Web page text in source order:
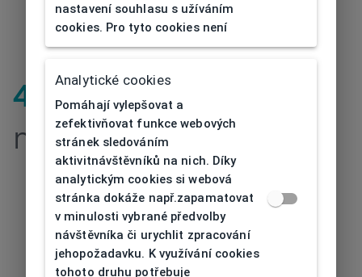
404| Stránka
nenalezena
nastavení souhlasu s užíváním
cookies. Pro tyto cookies není
Analytické cookies
Pomáhají vylepšovat a
zefektivňovat funkce webových
stránek sledováním
aktivitnávštěvníků na nich. Díky
analytickým cookies si webová
stránka dokáže např.zapamatovat
v minulosti vybrané předvolby
návštěvníka či urychlit zpracování
jehopožadavku. K využívání cookies
tohoto druhu potřebuje